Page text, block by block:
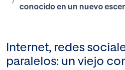
conocido en un nuevo
Internet, redes
paralelos: un viejo